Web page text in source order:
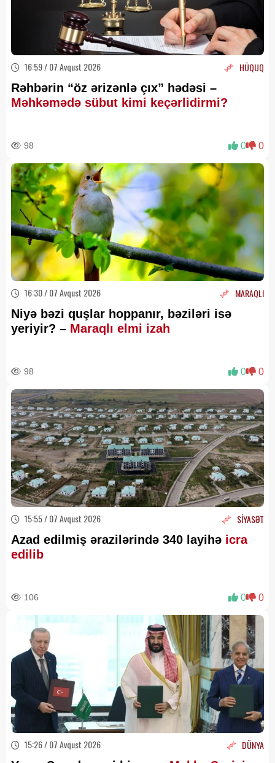
16:59 / 07 Avqust 2026 HÜQUQ
Rəhbərin “öz ərizənlə çıx” hədəsi –
Məhkəmədə sübut kimi keçərlidirmi?
98 0 0
16:30 / 07 Avqust 2026 MARAQLI
Niyə bəzi quşlar hoppanır, bəziləri isə
yeriyir? – Maraqlı elmi izah
98 0 0
15:55 / 07 Avqust 2026 SİYASƏT
Azad edilmiş ərazilərində 340 layihə icra
edilib
106 0 0
15:26 / 07 Avqust 2026 DÜNYA